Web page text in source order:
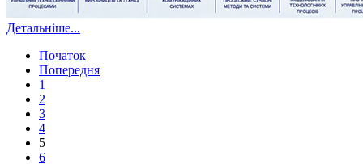
Детальніше...
Початок
Попередня
1
2
3
4
5
6